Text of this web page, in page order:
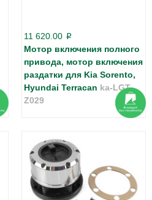
11 620.00 p
Мотор включения полного
привода, мотор включения
раздатки для Kia Sorento,
Hyundai Terracan ka-LGT-
Z029